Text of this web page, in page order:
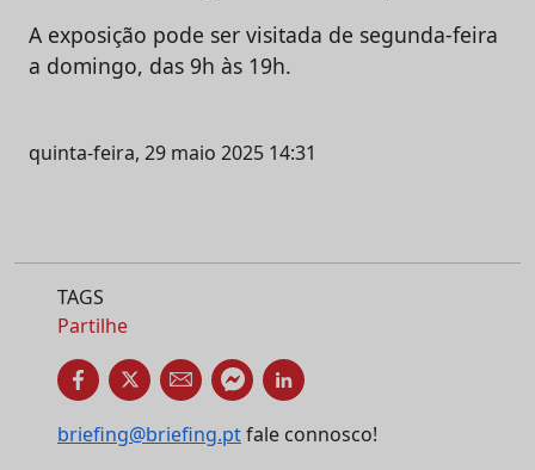
A exposição pode ser visitada de segunda-feira
a domingo, das 9h às 19h.
quinta-feira, 29 maio 2025 14:31
TAGS
Partilhe
briefing@briefing.ptfale connosco!